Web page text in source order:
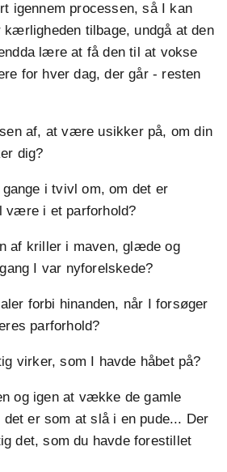
igennem processen, så I kan
kærligheden tilbage, undgå at den
lære at få den til at vokse
for hver dag, der går - resten
af, at være usikker på, om din
dig?
i tvivl om, om det er
være i et parforhold?
af kriller i maven, glæde og
I var nyforelskede?
forbi hinanden, når I forsøger
parforhold?
virker, som I havde håbet på?
og igen at vække de gamle
er som at slå i en pude... Der
det, som du havde forestillet